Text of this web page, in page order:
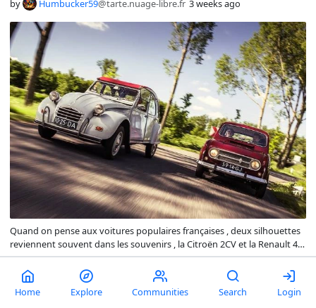
by Humbucker59@tarte.nuage-libre.fr 3 weeks ago
Quand on pense aux voitures populaires françaises , deux silhouettes
reviennent souvent dans les souvenirs , la Citroën 2CV et la Renault 4 ,
plus connue sous le nom de 4L .
14 comments
22
[Jeudi Techno] Tu as une question sur du matos, du
Home Explore Communities Search Login